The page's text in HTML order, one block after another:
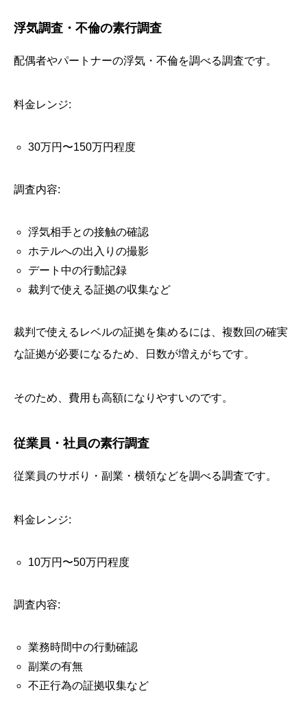
浮気調査・不倫の素行調査
配偶者やパートナーの浮気・不倫を調べる調査です。
料金レンジ:
30万円〜150万円程度
調査内容:
浮気相手との接触の確認
ホテルへの出入りの撮影
デート中の行動記録
裁判で使える証拠の収集など
裁判で使えるレベルの証拠を集めるには、複数回の確実
な証拠が必要になるため、日数が増えがちです。
そのため、費用も高額になりやすいのです。
従業員・社員の素行調査
従業員のサボり・副業・横領などを調べる調査です。
料金レンジ:
10万円〜50万円程度
調査内容:
業務時間中の行動確認
副業の有無
不正行為の証拠収集など